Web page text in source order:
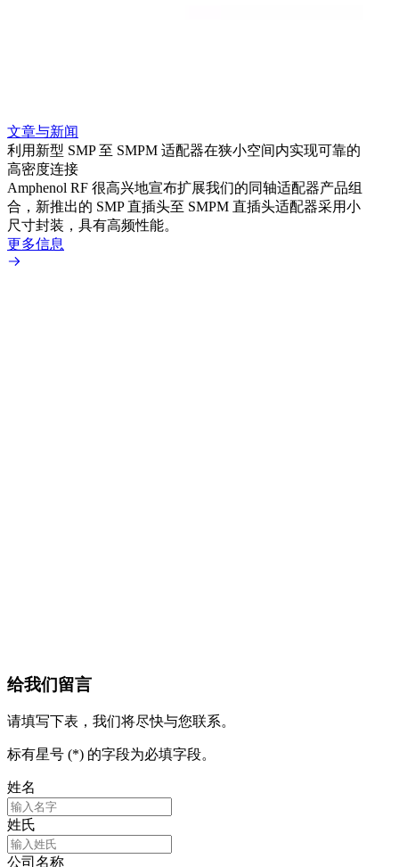
文章与新闻
利用新型 SMP 至 SMPM 适配器在狭小空间内实现可靠的
高密度连接
Amphenol RF 很高兴地宣布扩展我们的同轴适配器产品组
合，新推出的 SMP 直插头至 SMPM 直插头适配器采用小
尺寸封装，具有高频性能。
更多信息
给我们留言
请填写下表，我们将尽快与您联系。
标有星号 (*) 的字段为必填字段。
姓名
姓氏
公司名称